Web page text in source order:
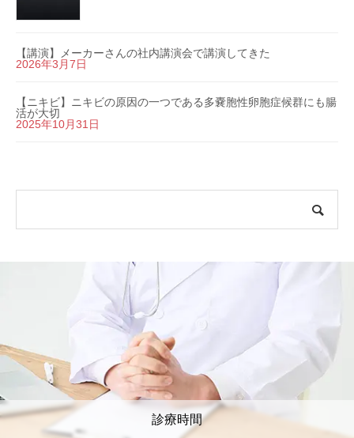
【講演】メーカーさんの社内講演会で講演してきた
2026年3月7日
【ニキビ】ニキビの原因の一つである多嚢胞性卵胞症候群にも腸
活が大切
2025年10月31日
診療時間